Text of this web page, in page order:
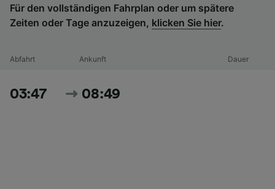
Für den vollständigen Fahrplan oder um spätere
Zeiten oder Tage anzuzeigen, klicken Sie hier.
Abfahrt Ankunft Dauer
03:47 08:49